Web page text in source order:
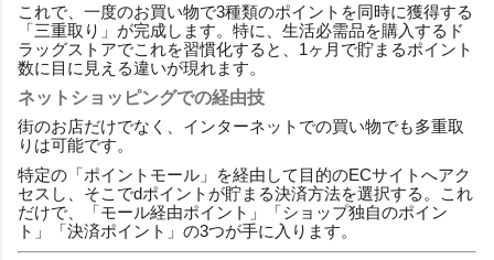
これで、一度のお買い物で3種類のポイントを同時に獲得する
「三重取り」が完成します。特に、生活必需品を購入するド
ラッグストアでこれを習慣化すると、1ヶ月で貯まるポイント
数に目に見える違いが現れます。
ネットショッピングでの経由技
街のお店だけでなく、インターネットでの買い物でも多重取
りは可能です。
特定の「ポイントモール」を経由して目的のECサイトへアク
セスし、そこでdポイントが貯まる決済方法を選択する。これ
だけで、「モール経由ポイント」「ショップ独自のポイン
ト」「決済ポイント」の3つが手に入ります。